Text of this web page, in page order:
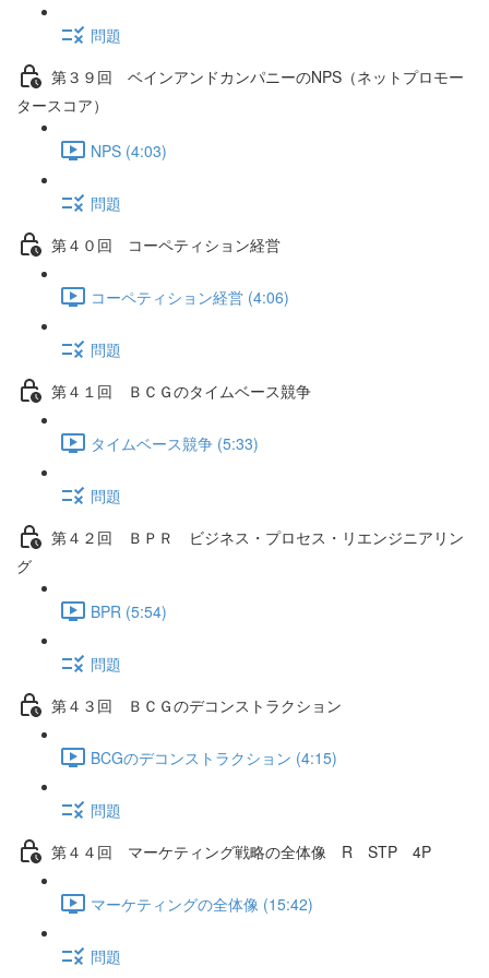
問題
第３９回 ベインアンドカンパニーのNPS（ネットプロモー
タースコア）
NPS (4:03)
問題
第４０回 コーペティション経営
コーペティション経営 (4:06)
問題
第４１回 ＢＣＧのタイムベース競争
タイムベース競争 (5:33)
問題
第４２回 ＢＰＲ ビジネス・プロセス・リエンジニアリン
グ
BPR (5:54)
問題
第４３回 ＢＣＧのデコンストラクション
BCGのデコンストラクション (4:15)
問題
第４４回 マーケティング戦略の全体像 R STP 4P
マーケティングの全体像 (15:42)
問題